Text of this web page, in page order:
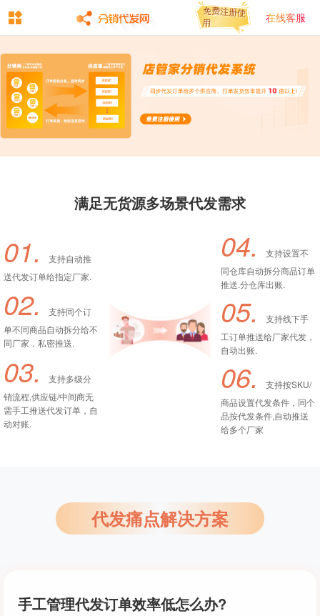
免费注册使
用
免费注册使
用 在线客服
满足无货源多场景代发需求
01.
支持自动推
送代发订单给指定厂家.
02.
支持同个订
单不同商品自动拆分给不
同厂家，私密推送.
03.
支持多级分
销流程,供应链/中间商无
需手工推送代发订单，自
动对账.
04.
支持设置不
同仓库自动拆分商品订单
推送.分仓库出账.
05.
支持线下手
工订单推送给厂家代发，
自动出账.
06.
支持按SKU/
商品设置代发条件，同个
品按代发条件,自动推送
给多个厂家
代发痛点解决方案
手工管理代发订单效率低怎么办?